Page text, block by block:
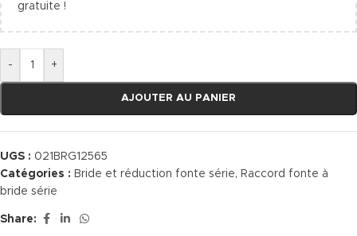
gratuite !
- +
AJOUTER AU PANIER
UGS : 021BRG12565
Catégories : Bride et réduction fonte série, Raccord fonte à
bride série
Share: